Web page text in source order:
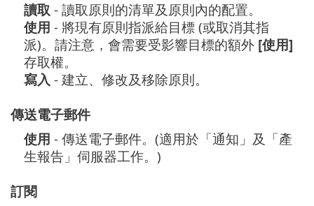
讀取 - 讀取原則的清單及原則內的配置。
使用 - 將現有原則指派給目標 (或取消其指
派)。請注意，會需要受影響目標的額外 [使用]
存取權。
寫入 - 建立、修改及移除原則。
傳送電子郵件
使用 - 傳送電子郵件。(適用於「通知」及「產
生報告」伺服器工作。)
訂閱